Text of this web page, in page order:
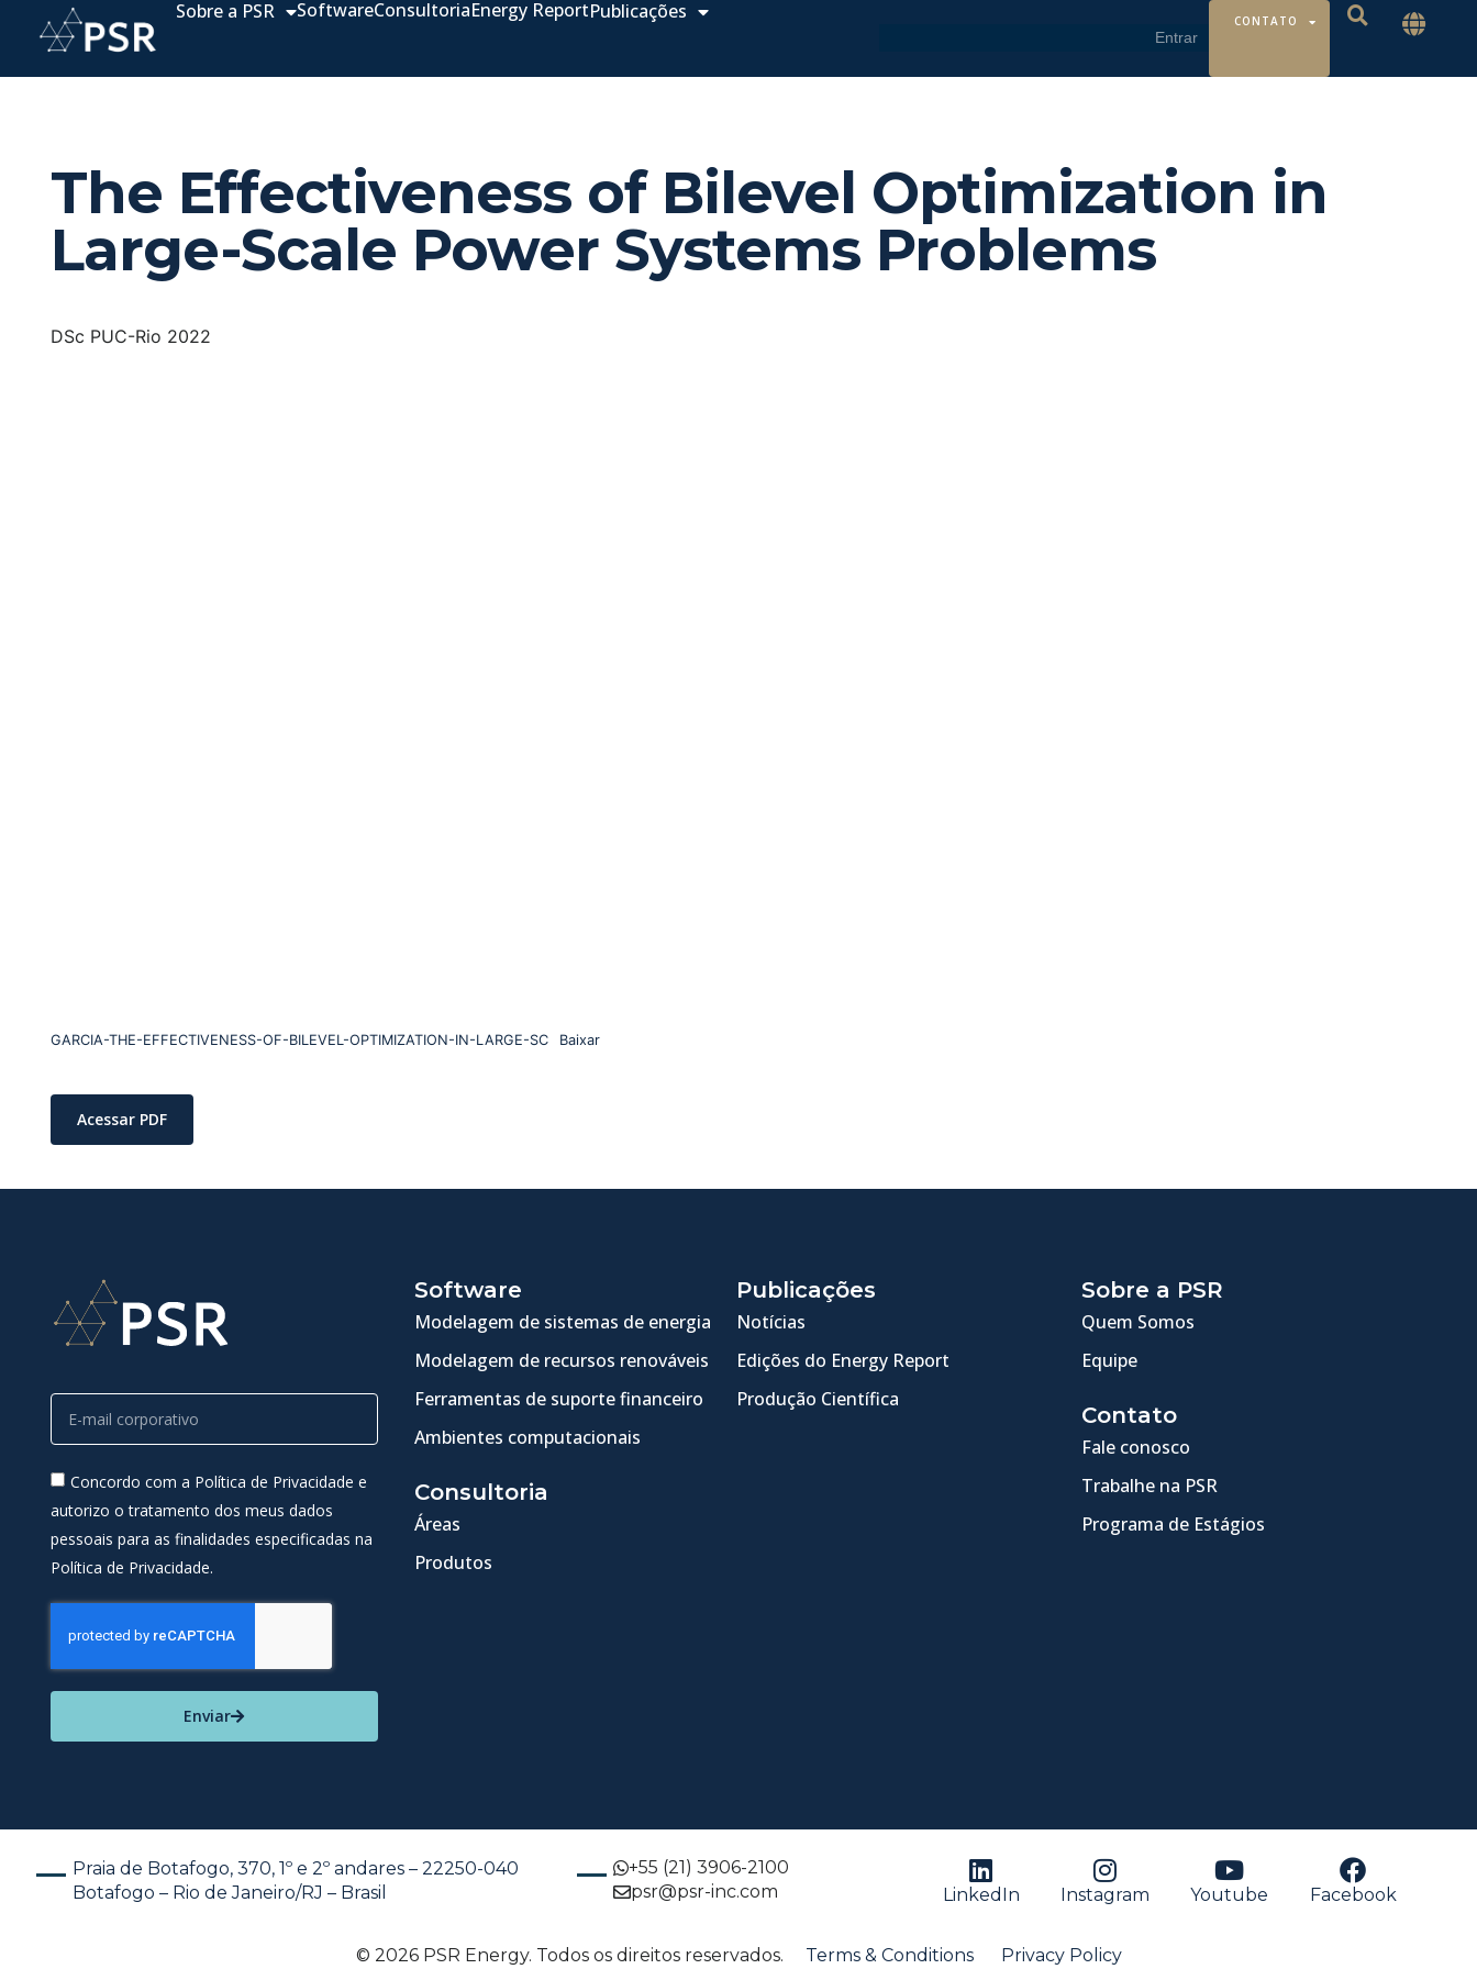
Sobre a PSR SoftwareConsultoriaEnergy ReportPublicações CONTATO
The Effectiveness of Bilevel Optimization in
Large-Scale Power Systems Problems
DSc PUC-Rio 2022
GARCIA-THE-EFFECTIVENESS-OF-BILEVEL-OPTIMIZATION-IN-LARGE-SC Baixar
Acessar PDF
Concordo com a Política de Privacidade e
autorizo o tratamento dos meus dados
pessoais para as finalidades especificadas na
Política de Privacidade.
Enviar
Software
Modelagem de sistemas de energia
Modelagem de recursos renováveis
Ferramentas de suporte financeiro
Ambientes computacionais
Consultoria
Áreas
Produtos
Publicações
Notícias
Edições do Energy Report
Produção Científica
Sobre a PSR
Quem Somos
Equipe
Contato
Fale conosco
Trabalhe na PSR
Programa de Estágios
Praia de Botafogo, 370, 1º e 2º andares – 22250-040
Botafogo – Rio de Janeiro/RJ – Brasil
+55 (21) 3906-2100
psr@psr-inc.com
LinkedIn Instagram Youtube Facebook
© 2026 PSR Energy. Todos os direitos reservados. Terms & Conditions Privacy Policy